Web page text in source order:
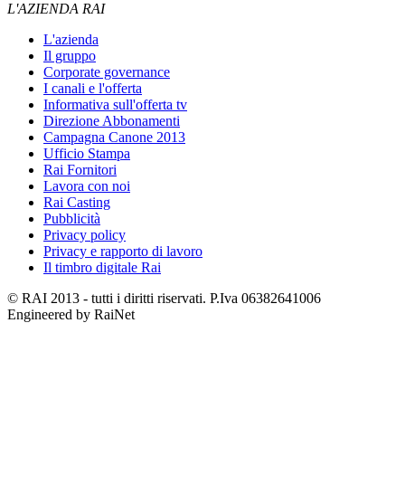
L'AZIENDA RAI
L'azienda
Il gruppo
Corporate governance
I canali e l'offerta
Informativa sull'offerta tv
Direzione Abbonamenti
Campagna Canone 2013
Ufficio Stampa
Rai Fornitori
Lavora con noi
Rai Casting
Pubblicità
Privacy policy
Privacy e rapporto di lavoro
Il timbro digitale Rai
© RAI 2013 - tutti i diritti riservati. P.Iva 06382641006
Engineered by RaiNet